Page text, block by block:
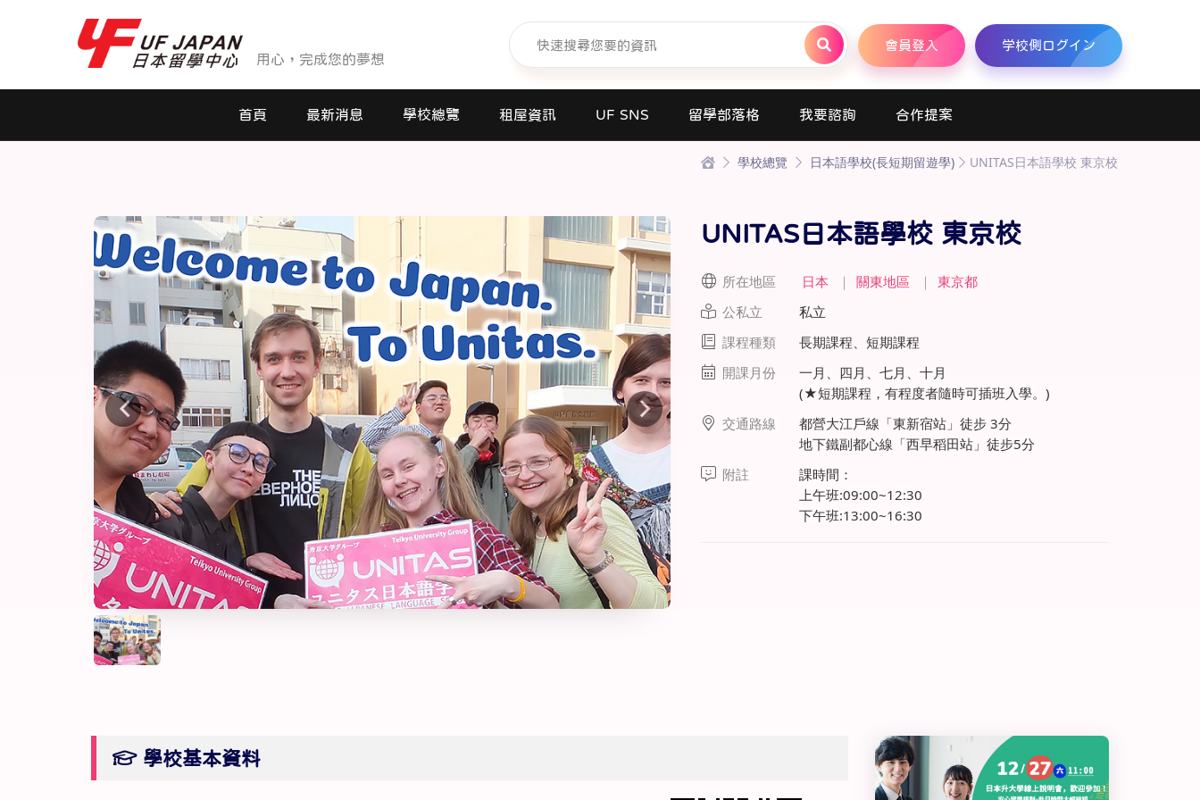
用心，完成您的夢想
會員登入 学校側ログイン
首頁 最新消息 學校總覽
專門學校
高中課程
短期大學
大學
研究所
商業日文課程
線上課程
寒暑假遊學套裝課程
打工度假
租屋資訊 UF SNS 留學部落格 我要諮詢 合作提案
學校總覽 日本語學校(長短期留遊學) UNITAS日本語學校 東京校
UNITAS日本語學校 東京校
所在地區 日本 ｜ 關東地區 ｜
東京都
公私立
私立
課程種類
長期課程、短期課程
開課月份
一月、四月、七月、十月
(★短期課程，有程度者隨時可插班入學。)
交通路線
都營大江戶線「東新宿站」徒步 3分
地下鐵副都心線「西早稻田站」徒步5分
附註
課時間：
上午班:09:00~12:30
下午班:13:00~16:30
學校基本資料